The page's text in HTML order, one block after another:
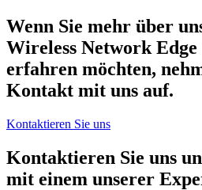
Wenn Sie mehr über
Wireless Network
erfahren möchten,
Kontakt mit uns auf.
Kontaktieren Sie uns
Kontaktieren Sie uns
mit einem unserer